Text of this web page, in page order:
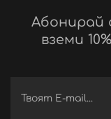
Абонирай
вземи